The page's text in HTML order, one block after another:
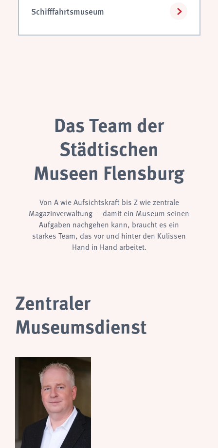
Schifffahrtsmuseum
Das Team der
Städtischen
Museen Flensburg
Von A wie Aufsichtskraft bis Z wie zentrale
Magazinverwaltung – damit ein Museum seinen
Aufgaben nachgehen kann, braucht es ein
starkes Team, das vor und hinter den Kulissen
Hand in Hand arbeitet.
Zentraler
Museumsdienst